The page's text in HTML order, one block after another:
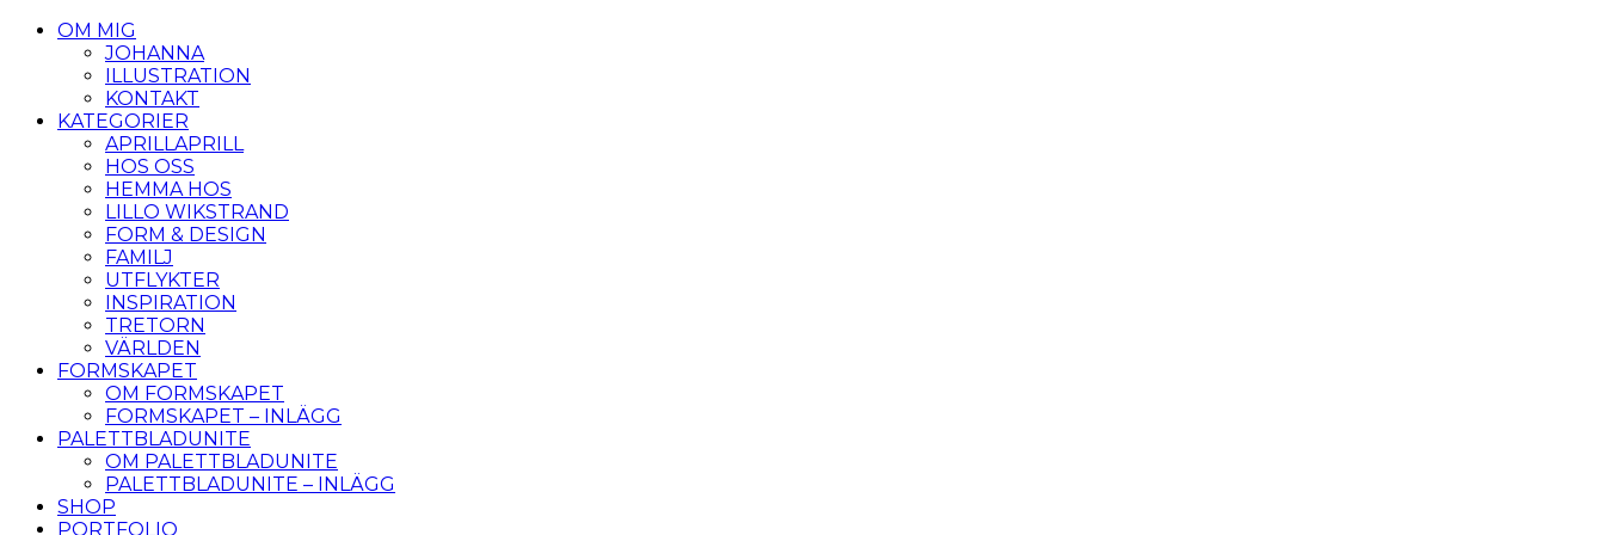
OM MIG
JOHANNA
ILLUSTRATION
KONTAKT
KATEGORIER
APRILLAPRILL
HOS OSS
HEMMA HOS
LILLO WIKSTRAND
FORM & DESIGN
FAMILJ
UTFLYKTER
INSPIRATION
TRETORN
VÄRLDEN
FORMSKAPET
OM FORMSKAPET
FORMSKAPET – INLÄGG
PALETTBLADUNITE
OM PALETTBLADUNITE
PALETTBLADUNITE – INLÄGG
SHOP
PORTFOLIO